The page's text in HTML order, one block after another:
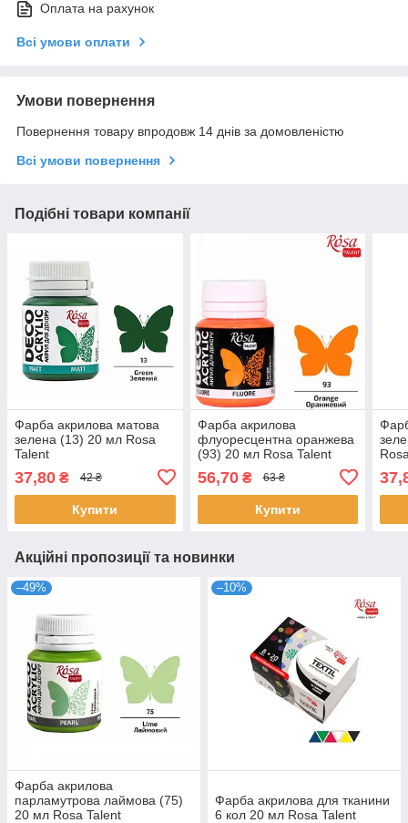
Оплата на рахунок
Всі умови оплати
Умови повернення
Повернення товару впродовж 14 днів за домовленістю
Всі умови повернення
Подібні товари компанії
Фарба акрилова матова
зелена (13) 20 мл Rosa
Talent
37,80 ₴ 42 ₴
Купити
Фарба акрилова
флуоресцентна оранжева
(93) 20 мл Rosa Talent
56,70₴ 63 ₴
Купити
Акційні пропозиції та новинки
–49%
Фарба акрилова
парламутрова лаймова (75)
20 мл Rosa Talent
–10%
Фарба акрилова для тканини
6 кол 20 мл Rosa Talent